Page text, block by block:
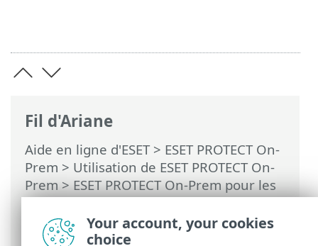
Fil d'Ariane
Aide en ligne d'ESET> ESET PROTECT On-
Prem > Utilisation de ESET PROTECT On-
Prem>ESET PROTECT On-Prem pour les
fournisseurs de services gérés>
Processus de déploiement pour MSP>
Déploiement local d'un agent
Your account, your cookies
choice